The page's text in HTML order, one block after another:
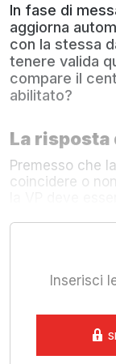
In fase di
aggiorna
con la stessa
tenere valida
compare il
abilitato?
La risposta
Premesso che
coincidere o
Inserisci